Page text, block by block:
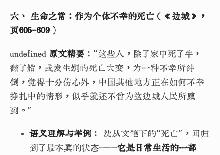
六、 生命之常：作为个体不幸的死亡（《边城》，
页605-609）
undefined 原文精要 ：“这些人，除了家中死了牛，
翻了船，或发生别的死亡大变，为一种不幸所绊
倒，觉得十分伤心外，中国其他地方正在如何不幸
挣扎中的情形，似乎就还不曾为这边城人民所感
到。”
语义理解与举例 ： 沈从文笔下的“死亡”，回归
到了最本真的状态——它是日常生活的一部